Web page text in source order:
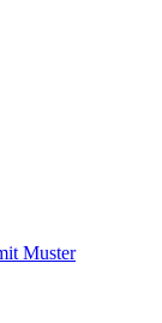
Muster